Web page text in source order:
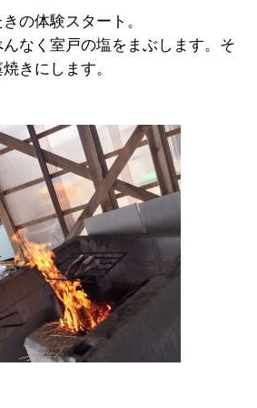
の体験スタート。
なく室戸の塩をまぶします。そ
きにします。